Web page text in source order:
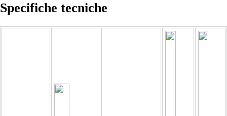
Specifiche tecniche